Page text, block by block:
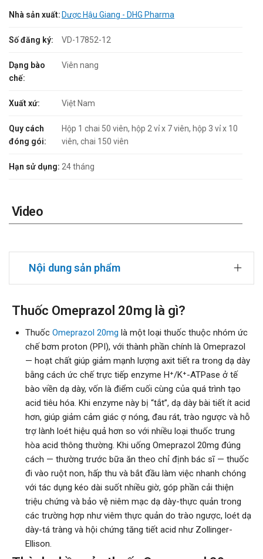
Nhà sản xuất: Dược Hậu Giang - DHG Pharma
Số đăng ký: VD-17852-12
Dạng bào
chế:
Viên nang
Xuất xứ: Việt Nam
Quy cách
đóng gói:
Hộp 1 chai 50 viên, hộp 2 vỉ x 7 viên, hộp 3 vỉ x 10
viên, chai 150 viên
Hạn sử dụng: 24 tháng
Video
Nội dung sản phẩm
Thuốc Omeprazol 20mg là gì?
Thuốc Omeprazol 20mg là một loại thuốc thuộc nhóm ức
chế bơm proton (PPI), với thành phần chính là Omeprazol
— hoạt chất giúp giảm mạnh lượng axit tiết ra trong dạ dày
bằng cách ức chế trực tiếp enzyme H⁺/K⁺-ATPase ở tế
bào viền dạ dày, vốn là điểm cuối cùng của quá trình tạo
acid tiêu hóa. Khi enzyme này bị “tắt”, dạ dày bài tiết ít acid
hơn, giúp giảm cảm giác ợ nóng, đau rát, trào ngược và hỗ
trợ lành loét hiệu quả hơn so với nhiều loại thuốc trung
hòa acid thông thường. Khi uống Omeprazol 20mg đúng
cách — thường trước bữa ăn theo chỉ định bác sĩ — thuốc
đi vào ruột non, hấp thu và bắt đầu làm việc nhanh chóng
với tác dụng kéo dài suốt nhiều giờ, góp phần cải thiện
triệu chứng và bảo vệ niêm mạc dạ dày-thực quản trong
các trường hợp như viêm thực quản do trào ngược, loét dạ
dày-tá tràng và hội chứng tăng tiết acid như Zollinger-
Ellison.